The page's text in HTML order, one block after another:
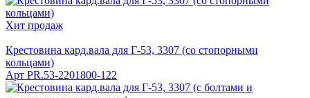
Хит продаж
Крестовина кард.вала для Г-53, 3307 (со стопорными
кольцами)
Арт PR.53-2201800-122